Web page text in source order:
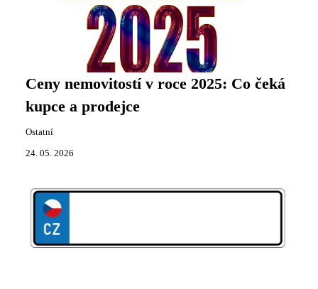
Ceny nemovitostí v roce 2025: Co čeká
kupce a prodejce
Ostatní
24. 05. 2026